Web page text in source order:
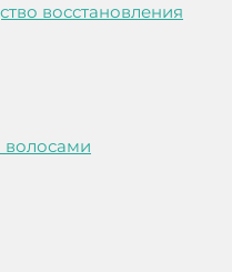
восстановления
волосами